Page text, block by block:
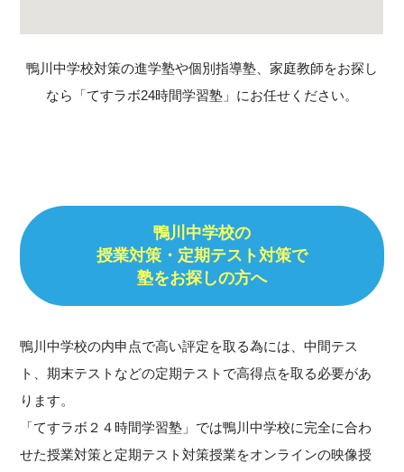
鴨川中学校対策の進学塾や個別指導塾、家庭教師をお探し
なら「てすラボ24時間学習塾」にお任せください。
鴨川中学校の
授業対策・定期テスト対策で
塾をお探しの方へ
鴨川中学校の内申点で高い評定を取る為には、中間テス
ト、期末テストなどの定期テストで高得点を取る必要があ
ります。
「てすラボ２４時間学習塾」では鴨川中学校に完全に合わ
せた授業対策と定期テスト対策授業をオンラインの映像授